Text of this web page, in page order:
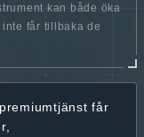
kan både öka
får tillbaka de
får